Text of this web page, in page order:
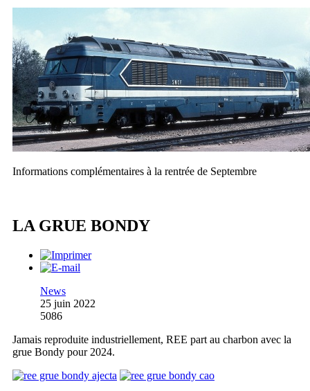
Informations complémentaires à la rentrée de Septembre
LA GRUE BONDY
News
25 juin 2022
5086
Jamais reproduite industriellement, REE part au charbon avec la
grue Bondy pour 2024.